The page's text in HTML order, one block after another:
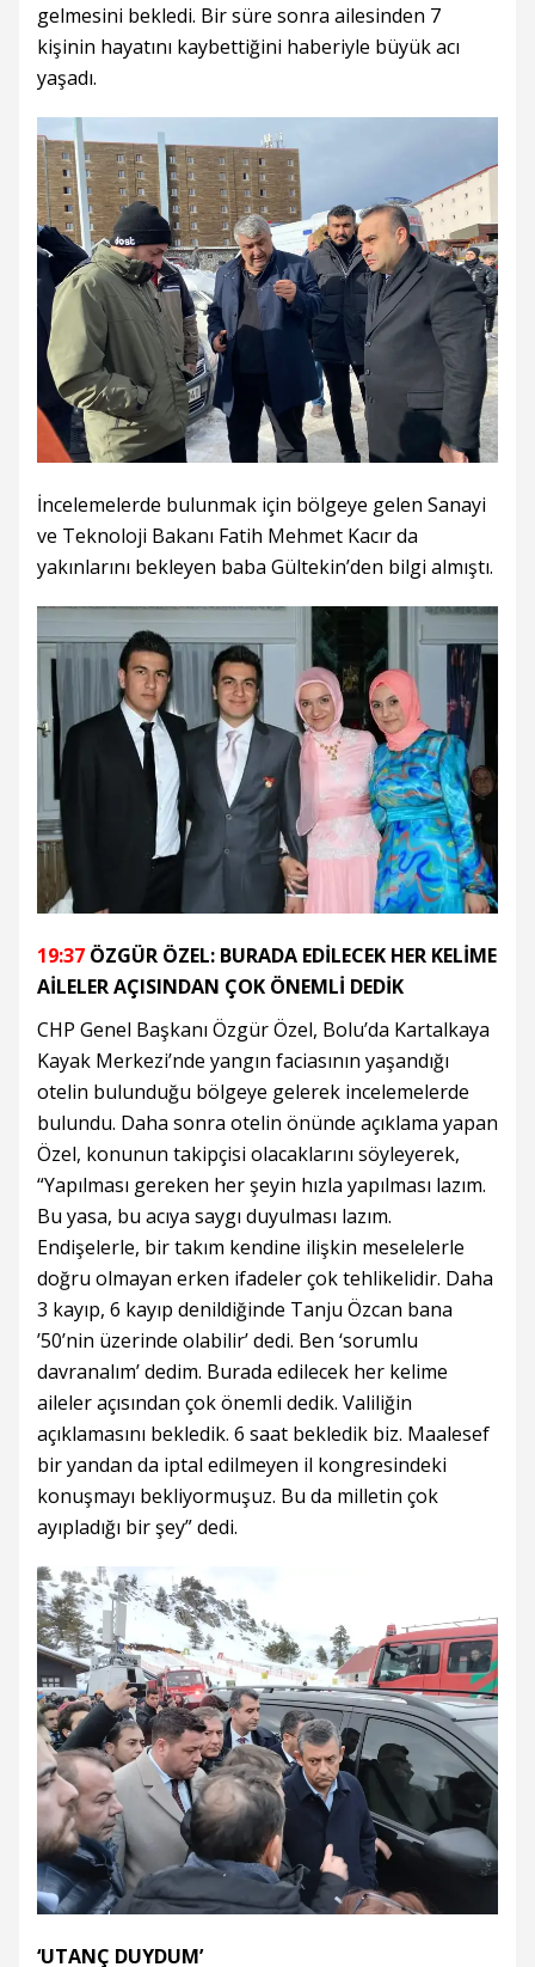
gelmesini bekledi. Bir süre sonra ailesinden 7
kişinin hayatını kaybettiğini haberiyle büyük acı
yaşadı.
İncelemelerde bulunmak için bölgeye gelen Sanayi
ve Teknoloji Bakanı Fatih Mehmet Kacır da
yakınlarını bekleyen baba Gültekin’den bilgi almıştı.
19:37 ÖZGÜR ÖZEL: BURADA EDİLECEK HER KELİME
AİLELER AÇISINDAN ÇOK ÖNEMLİ DEDİK
CHP Genel Başkanı Özgür Özel, Bolu’da Kartalkaya
Kayak Merkezi’nde yangın faciasının yaşandığı
otelin bulunduğu bölgeye gelerek incelemelerde
bulundu. Daha sonra otelin önünde açıklama yapan
Özel, konunun takipçisi olacaklarını söyleyerek,
“Yapılması gereken her şeyin hızla yapılması lazım.
Bu yasa, bu acıya saygı duyulması lazım.
Endişelerle, bir takım kendine ilişkin meselelerle
doğru olmayan erken ifadeler çok tehlikelidir. Daha
3 kayıp, 6 kayıp denildiğinde Tanju Özcan bana
’50’nin üzerinde olabilir’ dedi. Ben ‘sorumlu
davranalım’ dedim. Burada edilecek her kelime
aileler açısından çok önemli dedik. Valiliğin
açıklamasını bekledik. 6 saat bekledik biz. Maalesef
bir yandan da iptal edilmeyen il kongresindeki
konuşmayı bekliyormuşuz. Bu da milletin çok
ayıpladığı bir şey” dedi.
‘UTANÇ DUYDUM’